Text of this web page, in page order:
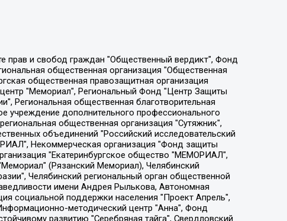
по содействию защите прав призывников, альтернативнослужащих и военнослужащих "Правозащитная группа "Гражданин.Армия.Право", Хисамова Регина Фаритовна, Автономная некоммерческая организация по реализации социально-правовых программ "Лилит", Дальневосточное общественное движение "Маяк", Санкт-Петербургская ЛГБТ-инициативная группа "Выход", Инициативная группа ЛГБТ+ "Реверс", Алексеев Андрей Викторович, Бекбулатова Таисия Львовна, Беляев Иван Михайлович, Владыкина Елена Сергеевна, Гельман Марат Александрович, Никульшина Вероника Юрьевна, Толоконникова Надежда Андреевна, Шендерович Виктор Анатольевич, Общество с ограниченной ответственностью "Данное сообщение", Общество с ограниченной ответственностью Издательский дом "Новая глава", Айнбиндер Александра Александровна, Московский комьюнити-центр для ЛГБТ+инициатив, Благотворительный фонд развития филантропии, Deutsche Welle (Германия, Kurt-Schumacher-Strasse 3, 53113 Bonn), Борзунова Мария Михайловна, Воробьев Виктор Викторович, Голубева Анна Львовна, Константинова Алла Михайловна, Малкова Ирина Владимировна, Мурадов Мурад Абдулгалимович, Осетинская Елизавета Николаевна, Понасенков Евгений Николаевич, Ганапольский Матвей Юрьевич, Киселев Евгений Алексеевич, Борухович Ирина Григорьевна, Дремин Иван Тимофеевич, Дубровский Дмитрий Викторович, Красноярская региональная общественная организация поддержки и развития альтернативных образовательных технологий и межкультурных коммуникаций "ИНТЕРРА", Маяковская Екатерина Алексеевна, Фейгин Марк Захарович, Филимонов Андрей Викторович, Дзугкоева Регина Николаевна, Доброхотов Роман Александрович, Дудь Юрий Александрович, Елкин Сергей Владимирович, Кругликов Кирилл Игоревич, Сабунаева Мария Леонидовна, Семенов Алексей Владимирович, Шаинян Карен Багратович, Шульман Екатерина Михайловна, Асафьев Артур Валерьевич, Вахштайн Виктор Семенович, Венедиктов Алексей Алексеевич, Лушникова Екатерина Евгеньевна, Волков Леонид Михайлович, Невзоров Александр Глебович, Пархоменко Сергей Борисович, Сироткин Ярослав Николаевич, Кара-Мурза Владимир Владимирович, Баранова Наталья Владимировна, Гозман Леонид Яковлевич, Кагарлицкий Борис Юльевич, Климарев Михаил Валерьевич, Милов Владимир Станиславович, Автономная некоммерческая организация Краснодарский центр современного искусства "Типография", Моргенштерн Алишер Тагирович, Соболь Любовь Эдуардовна, Общество с ограниченной ответственностью "ЛИЗА НОРМ", Каспаров Гарри Кимович, Ходорковский Михаил Борисович, Общество с ограниченной ответственностью "Апрельские тезисы", Данилович Ирина Брониславовна, Кашин Олег Владимирович, Петров Николай Владимирович, Пивоваров Алексей Владимирович, Соколов Михаил Владимирович, Цветкова Юлия Владимировна, Чичваркин Евгений Александрович, Комитет против пыток/Команда против пыток, Общество с ограниченной ответственностью "Первый научный", Общество с ограниченной ответственностью "Вертолет и ко", Белоцерковская Вероника Борисовна, Кац Максим Евгеньевич, Лазарева Татьяна Юрьевна, Шаведдинов Руслан Табризович, Яшин Илья Валерьевич, Общество с ограниченной ответственностью "Иноагент ААВ", Алешковский Дмитрий Петрович, Альбац Евгения Марковна, Быков Дмитрий Львович, Галямина Юлия Евгеньевна, Лойко Сергей Леонидович, Мартынов Кирилл Константинович, Медведев Сергей Александрович, Крашенинников Федор Геннадиевич, Гордеева Катерина Вл